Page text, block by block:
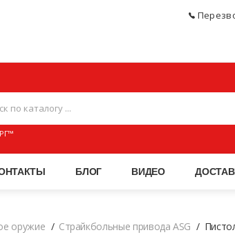
ОРУЖИЕ, СПОРТИВНЫЕ ТОВАРЫ, АКСЕССУАРЫ И
БЛОГ ВИДЕО
оружие Страйкбольные привода ASG